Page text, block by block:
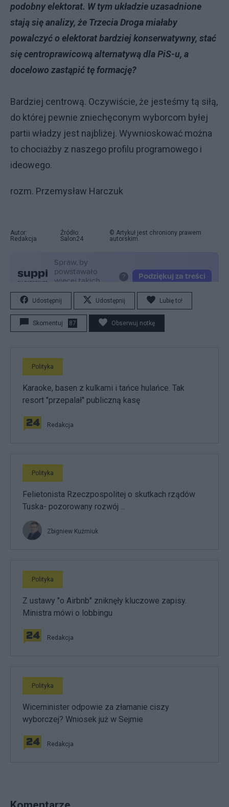
podobny elektorat. W tym układzie uzasadnione
stają się analizy, że Trzecia Droga miałaby
powalczyć o elektorat bardziej konserwatywny, stać
się centroprawicową alternatywą dla PiS-u, a
docelowo zastąpić tę formację?
Bardziej centrową. Oczywiście, że jesteśmy tą siłą,
do której pewnie zniechęconym wyborcom byłej
partii władzy jest najbliżej. Wywnioskować można
to chociażby z naszego profilu programowego i
ideowego.
rozm. Przemysław Harczuk
Autor:
Redakcja
Źródło:
Salon24
© Artykuł jest chroniony prawem
autorskim.
Udostępnij Udostępnij Lubię to!
Skomentuj 87 Obserwuj notkę
Polityka
Karaoke, basen z kulkami i tańce hulańce. Tak
resort "przepalał" publiczną kasę
Redakcja
Polityka
Felietonista Rzeczpospolitej o skutkach rządów
Tuska- pozorowany rozwój ...
Zbigniew Kuźmiuk
Polityka
Z ustawy "o Airbnb" zniknęły kluczowe zapisy.
Ministra mówi o lobbingu
Redakcja
Polityka
Wiceminister odpowie za złamanie ciszy
wyborczej? Wniosek już w Sejmie
Redakcja
Komentarze